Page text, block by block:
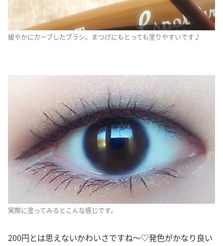
緩やかにカーブしたブラシ。まつげにもとっても塗りやすいです♪
実際に塗ってみるとこんな感じです。
200円とは思えないかわいさですね～♡発色がかなり良い